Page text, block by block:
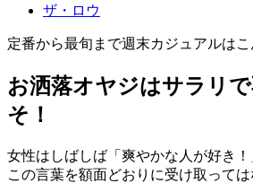
ザ・ロウ
定番から最旬まで週末カジュアルは
お洒落オヤジはサラリで
そ！
女性はしばしば「爽やかな人が好き！
この言葉を額面どおりに受け取って